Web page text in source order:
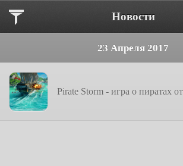
Новости
23 Апреля 2017
Pirate Storm - игра о пиратах